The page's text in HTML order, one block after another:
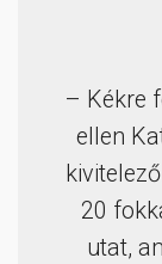
– Kékre
ellen
20
utat,